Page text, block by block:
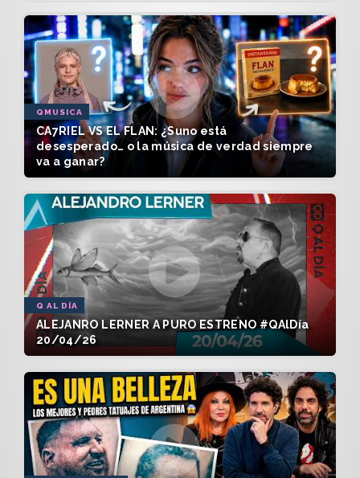
QMUSICA
CA7RIEL VS EL FLAN: ¿Suno está
desesperado… o la música de verdad siempre
va a ganar?
Q AL DÍA
ALEJANRO LERNER A PURO ESTRENO #QAlDía
20/04/26